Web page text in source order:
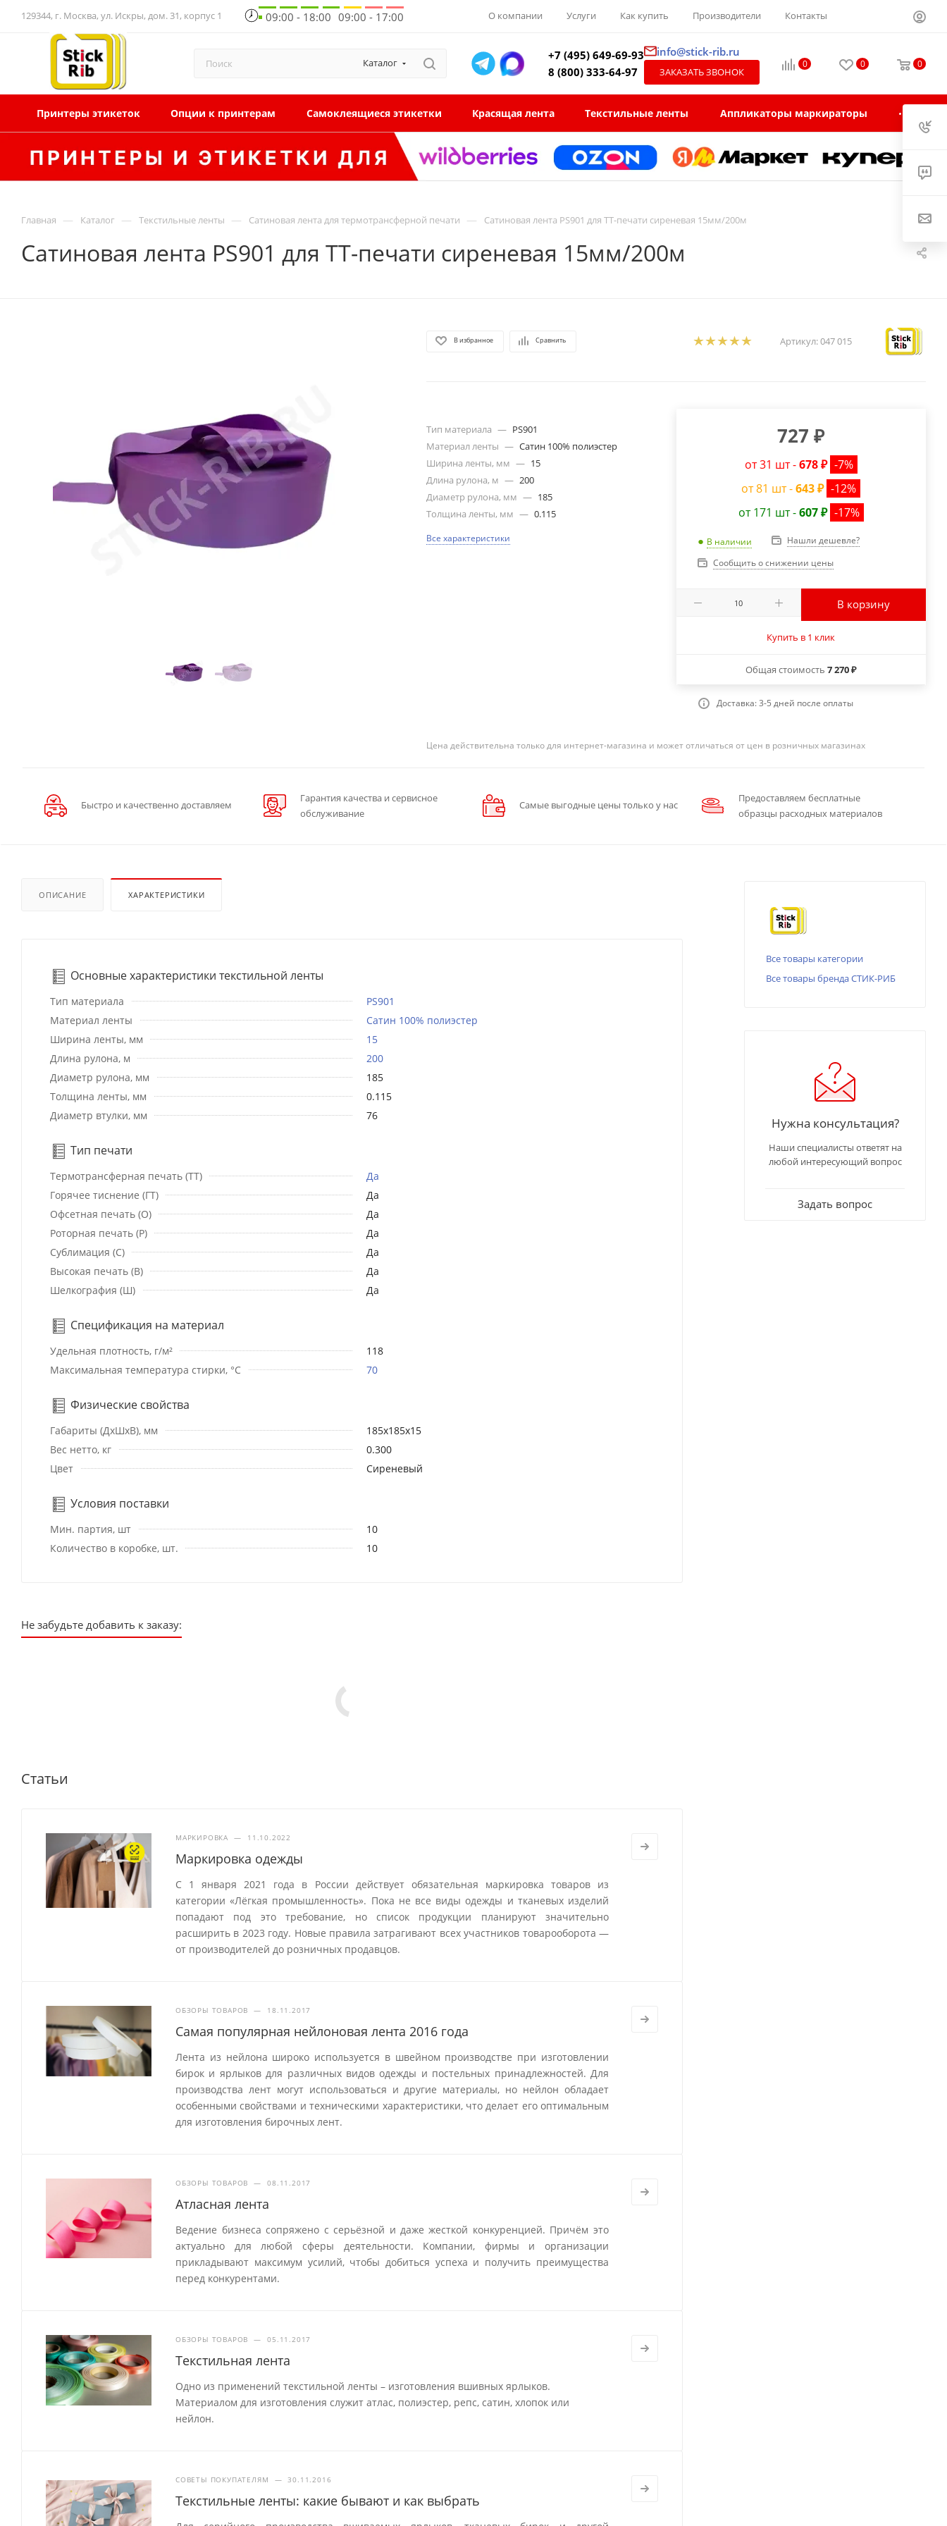
129344, г. Москва, ул. Искры, дом. 31, корпус 1 09:00 - 18:00 09:00 - 17:00 О компании Услуги Как купить Производители Контакты
Каталог
+7 (495) 649-69-93
8 (800) 333-64-97
info@stick-rib.ru
ЗАКАЗАТЬ ЗВОНОК
0 0 0
Принтеры этикеток Опции к принтерам Самоклеящиеся этикетки Красящая лента Текстильные ленты Аппликаторы маркираторы
Главная — Каталог — Текстильные ленты — Сатиновая лента для термотрансферной печати — Сатиновая лента PS901 для ТТ-печати сиреневая 15мм/200м
Сатиновая лента PS901 для ТТ-печати сиреневая 15мм/200м
В избранное Сравнить Артикул:047 015
Тип материала — PS901
Материал ленты — Сатин 100% полиэстер
Ширина ленты, мм — 15
Длина рулона, м — 200
Диаметр рулона, мм — 185
Толщина ленты, мм — 0.115
Все характеристики
727 ₽
от 31 шт -678 ₽ -7%
от 81 шт -643 ₽ -12%
от 171 шт -607 ₽ -17%
В наличии
Нашли дешевле?
Сообщить о снижении цены
В корзину
Купить в 1 клик
Общая стоимость 7 270 ₽
Доставка: 3-5 дней после оплаты
Цена действительна только для интернет-магазина и может отличаться от цен в розничных магазинах
Быстро и качественно доставляем
Гарантия качества и сервисное
обслуживание
Самые выгодные цены только у нас
Предоставляем бесплатные
образцы расходных материалов
ОПИСАНИЕ ХАРАКТЕРИСТИКИ
Основные характеристики текстильной ленты
Тип материала
PS901
Материал ленты
Сатин 100% полиэстер
Ширина ленты, мм
15
Длина рулона, м
200
Диаметр рулона, мм
185
Толщина ленты, мм
0.115
Диаметр втулки, мм
76
Тип печати
Термотрансферная печать (ТТ)
Да
Горячее тиснение (ГТ)
Да
Офсетная печать (О)
Да
Роторная печать (Р)
Да
Сублимация (С)
Да
Высокая печать (В)
Да
Шелкография (Ш)
Да
Спецификация на материал
Удельная плотность, г/м²
118
Максимальная температура стирки, °C
70
Физические свойства
Габариты (ДхШхВ), мм
185x185x15
Вес нетто, кг
0.300
Цвет
Сиреневый
Условия поставки
Мин. партия, шт
10
Количество в коробке, шт.
10
Не забудьте добавить к заказу:
Статьи
МАРКИРОВКА — 11.10.2022
Маркировка одежды
С 1 января 2021 года в России действует обязательная маркировка товаров из
категории «Лёгкая промышленность». Пока не все виды одежды и тканевых изделий
попадают под это требование, но список продукции планируют значительно
расширить в 2023 году. Новые правила затрагивают всех участников товарооборота —
от производителей до розничных продавцов.
ОБЗОРЫ ТОВАРОВ — 18.11.2017
Самая популярная нейлоновая лента 2016 года
Лента из нейлона широко используется в швейном производстве при изготовлении
бирок и ярлыков для различных видов одежды и постельных принадлежностей. Для
производства лент могут использоваться и другие материалы, но нейлон обладает
особенными свойствами и техническими характеристики, что делает его оптимальным
для изготовления бирочных лент.
ОБЗОРЫ ТОВАРОВ — 08.11.2017
Атласная лента
Ведение бизнеса сопряжено с серьёзной и даже жесткой конкуренцией. Причём это
актуально для любой сферы деятельности. Компании, фирмы и организации
прикладывают максимум усилий, чтобы добиться успеха и получить преимущества
перед конкурентами.
ОБЗОРЫ ТОВАРОВ — 05.11.2017
Текстильная лента
Одно из применений текстильной ленты – изготовления вшивных ярлыков.
Материалом для изготовления служит атлас, полиэстер, репс, сатин, хлопок или
нейлон.
СОВЕТЫ ПОКУПАТЕЛЯМ — 30.11.2016
Текстильные ленты: какие бывают и как выбрать
Все товары категории
Все товары бренда СТИК-РИБ
Нужна консультация?
Наши специалисты ответят на
любой интересующий вопрос
Задать вопрос